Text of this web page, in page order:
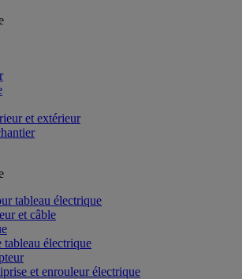
et extérieur
tableau électrique
et câble
tableau électrique
et enrouleur électrique